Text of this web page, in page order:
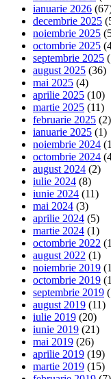
ianuarie 2026
decembrie 2025
noiembrie 2025
octombrie 2025
septembrie 2025
august 2025 (36)
mai 2025 (4)
aprilie 2025 (10)
martie 2025 (11)
februarie 2025 (2)
ianuarie 2025 (1)
noiembrie 2024
octombrie 2024
august 2024 (2)
iulie 2024 (8)
iunie 2024 (11)
mai 2024 (3)
aprilie 2024 (5)
martie 2024 (1)
octombrie 2022
august 2022 (1)
noiembrie 2019
octombrie 2019
septembrie 2019
august 2019 (11)
iulie 2019 (20)
iunie 2019 (21)
mai 2019 (26)
aprilie 2019 (19)
martie 2019 (15)